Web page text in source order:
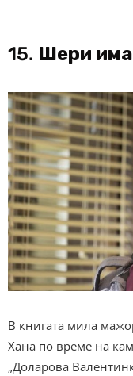
15. Шери
В книгата мила
Хана по време на
„Доларова